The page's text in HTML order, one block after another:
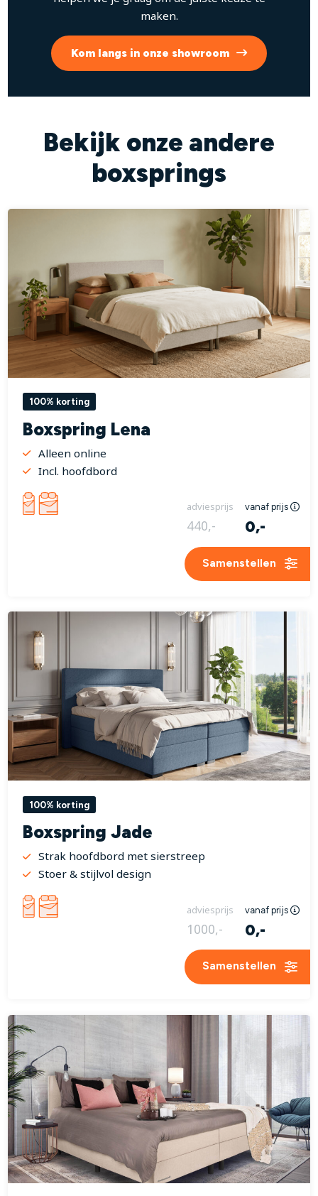
maken.
Kom langs in onze showroom
Bekijk onze andere
boxsprings
100% korting
Boxspring Lena
Alleen online
Incl. hoofdbord
adviesprijs vanaf prijs
440,- 0,-
Samenstellen
100% korting
Boxspring Jade
Strak hoofdbord met sierstreep
Stoer & stijlvol design
adviesprijs vanaf prijs
1000,- 0,-
Samenstellen